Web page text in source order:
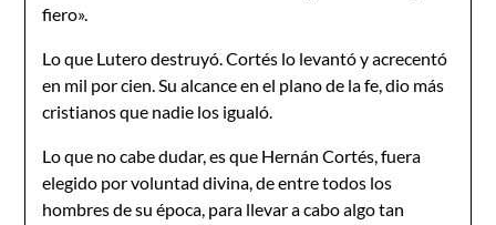
fiero».
Lo que Lutero destruyó. Cortés lo levantó y acrecentó
en mil por cien. Su alcance en el plano de la fe, dio más
cristianos que nadie los igualó.
Lo que no cabe dudar, es que Hernán Cortés, fuera
elegido por voluntad divina, de entre todos los
hombres de su época, para llevar a cabo algo tan